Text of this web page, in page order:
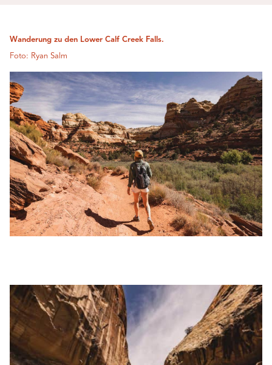
Wanderung zu den Lower Calf Creek Falls.
Foto: Ryan Salm